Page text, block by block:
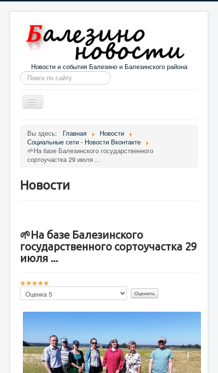
Новости и события Балезино и Балезинского района
Искать...
Toggle
Navigation
Информация Галерея О проекте
Вы здесь: Главная
Новости
Социальные сети - Новости Вконтакте
🌱На базе Балезинского государственного
сортоучастка 29 июля ...
Новости
🌱На базе Балезинского
государственного сортоучастка 29
июля ...
Р
е
й
5
Пожалуйста,
оцените